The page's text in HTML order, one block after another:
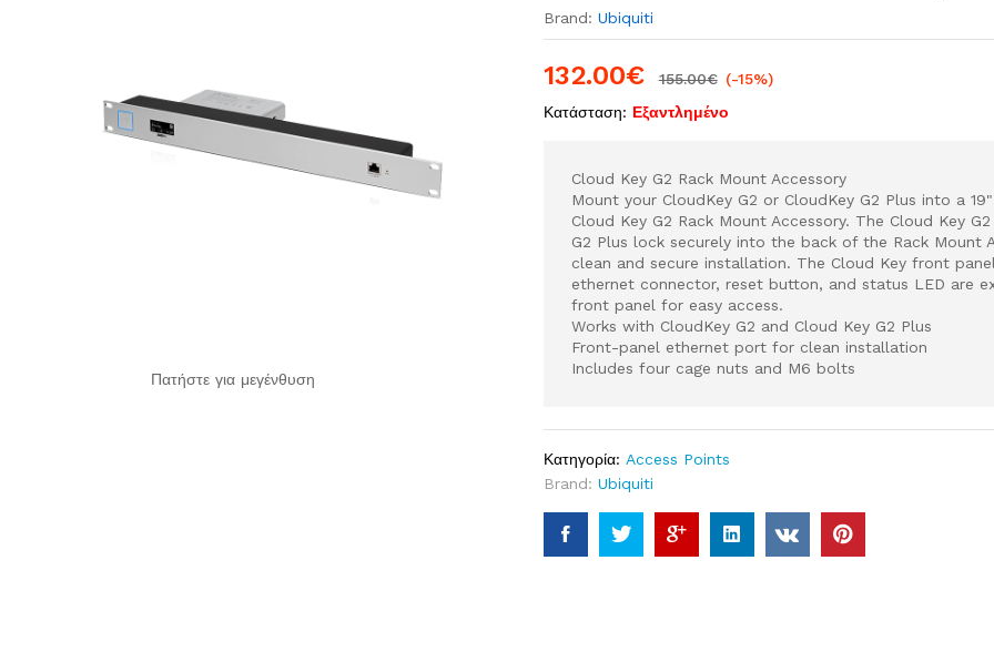
Πατήστε για μεγένθυση
Brand: Ubiquiti
132.00€ 155.00€ (-15%)
Κατάσταση: Εξαντλημένο
Cloud Key G2 Rack Mount Accessory
Mount your CloudKey G2 or CloudKey G2 Plus into a
Cloud Key G2 Rack Mount Accessory. The Cloud Key
G2 Plus lock securely into the back of the Rack Mount
clean and secure installation. The Cloud Key front
ethernet connector, reset button, and status LED are
front panel for easy access.
Works with CloudKey G2 and Cloud Key G2 Plus
Front-panel ethernet port for clean installation
Includes four cage nuts and M6 bolts
Κατηγορία: Access Points
Brand: Ubiquiti